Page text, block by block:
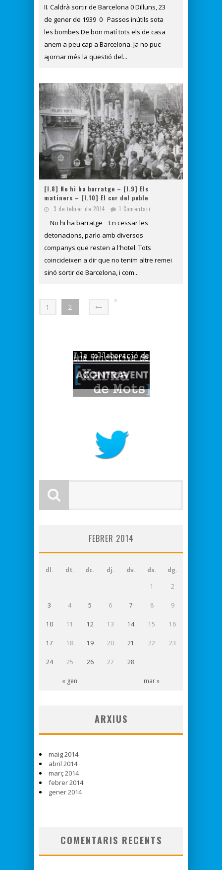
II. Caldrà sortir de Barcelona 0 Dilluns, 23
de gener de 1939 0 Passos inútils sota
les bombes De bon matí tots els de casa
anem a peu cap a Barcelona. Ja no puc
ajornar més la qüestió del...
[I.8] No hi ha barratge – [I.9] Els
matiners – [I.10] El cor del poble
3 de febrer de 2014 1 Comentari
No hi ha barratge En cessar les
detonacions, parlo amb diversos
companys que resten a l'hotel. Tots
coincideixen a dir que no tenim altre remei
sinó sortir de Barcelona, i com...
1 2
FEBRER 2014
dl. dt. dc. dj. dv. ds. dg.
« gen mar »
1 2
3 4 5 6 7 8 9
10 11 12 13 14 15 16
17 18 19 20 21 22 23
24 25 26 27 28
ARXIUS
maig 2014
abril 2014
març 2014
febrer 2014
gener 2014
COMENTARIS RECENTS